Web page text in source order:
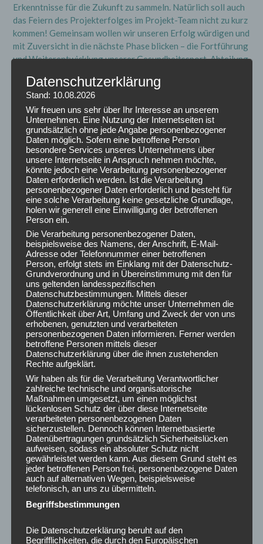
Erkenntnisse für die Zukunft zu sammeln. Natürlich soll auch
das Feiern des Projekterfolges im Projekt-Team nicht zu kurz
kommen! Gemeinsam wollen wir unseren Erfolg würdigen und
mit Zuversicht in die nächste Phase blicken – die Fortführung
und Weiterentwicklung unserer Gesundheitssport-Abteilung.
Wir danken allen Beteiligten und Unterstützern für ihren
Beitrag zu diesem großartigen Erfolg. Die Zukunft sieht
vielversprechend aus – für unseren Verein und unseren
Stadtteil!
Bleibt gespannt auf weitere Neuigkeiten!
TSV Victoria Linden – Gemeinsam für Gesundheit und
Gemeinschaft
#Projektabschluss #Gesundheitssport #TSVVictoriaLinden
#GemeinsamStark #Vereinsleben #Netzwerken
#StadtteilEngagement #SportFürAlle #ZukunftGestalten
#Dankbarkeit #Gemeinschaft #GesundheitImFokus
Posted inAKTUELLES
Post
navigation
Einblick in eine unverzichtbare
Arbeit: Mein Besuch beim
Niedersachsen 💚🍀
Vertrauen: Die Grundlage
für Erfolg und starke
Verbindungen 🤝💕
ARCHIV
August 2026
Juli 2026
Juni 2026
Mai 2026
März 2026
Datenschutzerklärung
Stand: 10.08.2026
Wir freuen uns sehr über Ihr Interesse an unserem
Unternehmen. Eine Nutzung der Internetseiten ist
grundsätzlich ohne jede Angabe personenbezogener
Daten möglich. Sofern eine betroffene Person
besondere Services unseres Unternehmens über
unsere Internetseite in Anspruch nehmen möchte,
könnte jedoch eine Verarbeitung personenbezogener
Daten erforderlich werden. Ist die Verarbeitung
personenbezogener Daten erforderlich und besteht für
eine solche Verarbeitung keine gesetzliche Grundlage,
holen wir generell eine Einwilligung der betroffenen
Person ein.
Die Verarbeitung personenbezogener Daten,
beispielsweise des Namens, der Anschrift, E-Mail-
Adresse oder Telefonnummer einer betroffenen
Person, erfolgt stets im Einklang mit der Datenschutz-
Grundverordnung und in Übereinstimmung mit den für
uns geltenden landesspezifischen
Datenschutzbestimmungen. Mittels dieser
Datenschutzerklärung möchte unser Unternehmen die
Öffentlichkeit über Art, Umfang und Zweck der von uns
erhobenen, genutzten und verarbeiteten
personenbezogenen Daten informieren. Ferner werden
betroffene Personen mittels dieser
Datenschutzerklärung über die ihnen zustehenden
Rechte aufgeklärt.
Wir haben als für die Verarbeitung Verantwortlicher
zahlreiche technische und organisatorische
Maßnahmen umgesetzt, um einen möglichst
lückenlosen Schutz der über diese Internetseite
verarbeiteten personenbezogenen Daten
sicherzustellen. Dennoch können Internetbasierte
Datenübertragungen grundsätzlich Sicherheitslücken
aufweisen, sodass ein absoluter Schutz nicht
gewährleistet werden kann. Aus diesem Grund steht es
jeder betroffenen Person frei, personenbezogene Daten
auch auf alternativen Wegen, beispielsweise
telefonisch, an uns zu übermitteln.
Begriffsbestimmungen
Die Datenschutzerklärung beruht auf den
Begrifflichkeiten, die durch den Europäischen